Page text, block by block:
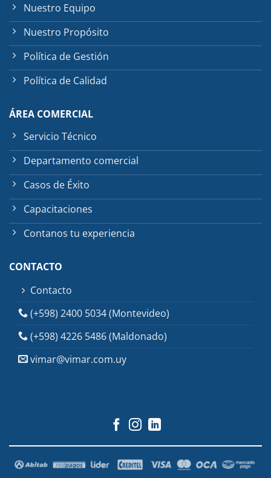
Nuestro Equipo
Nuestro Propósito
Política de Gestión
Política de Calidad
ÁREA COMERCIAL
Servicio Técnico
Departamento comercial
Casos de Éxito
Capacitaciones
Contanos tu experiencia
CONTACTO
Contacto
(+598) 2400 5034 (Montevideo)
(+598) 4226 5486 (Maldonado)
vimar@vimar.com.uy